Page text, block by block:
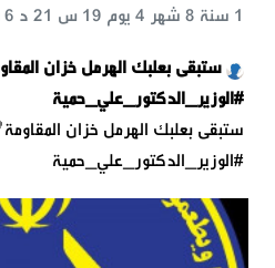
ستبقى بعلبك الهرمل خزان
#الوزير_الدكتور_علي_حمية
1 سنة 8 شهر 4 يوم 19 س 21 د 6 ث
ستبقى بعلبك الهرمل خزان
#الوزير_الدكتور_علي_حمية